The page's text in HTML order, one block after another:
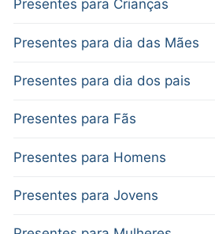
Presentes para Crianças
Presentes para dia das Mães
Presentes para dia dos pais
Presentes para Fãs
Presentes para Homens
Presentes para Jovens